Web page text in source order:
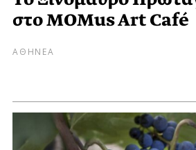
στο MOMus Art Café
ΑΘΗΝΕΑ